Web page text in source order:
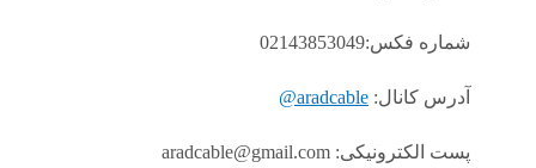
شماره فکس:02143853049
آدرس کانال: aradcable@
پست الکترونیکی: aradcable@gmail.com